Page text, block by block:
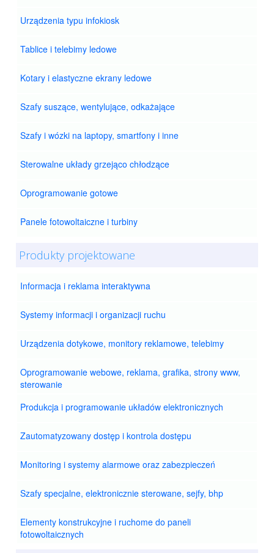
Urządzenia typu infokiosk
Tablice i telebimy ledowe
Kotary i elastyczne ekrany ledowe
Szafy suszące, wentylujące, odkażające
Szafy i wózki na laptopy, smartfony i inne
Sterowalne układy grzejąco chłodzące
Oprogramowanie gotowe
Panele fotowoltaiczne i turbiny
Produkty projektowane
Informacja i reklama interaktywna
Systemy informacji i organizacji ruchu
Urządzenia dotykowe, monitory reklamowe, telebimy
Oprogramowanie webowe, reklama, grafika, strony www,
sterowanie
Produkcja i programowanie układów elektronicznych
Zautomatyzowany dostęp i kontrola dostępu
Monitoring i systemy alarmowe oraz zabezpieczeń
Szafy specjalne, elektronicznie sterowane, sejfy, bhp
Elementy konstrukcyjne i ruchome do paneli
fotowoltaicznych